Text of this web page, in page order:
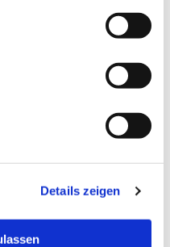
Details zeigen
auch